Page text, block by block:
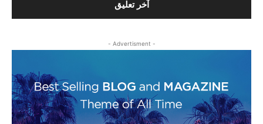
- Advertisment -